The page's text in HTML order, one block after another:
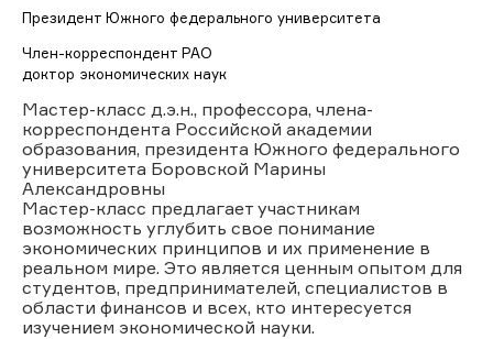
Президент Южного федерального университета
Член-корреспондент РАО
доктор экономических наук
Мастер-класс д.э.н., профессора, члена-
корреспондента Российской академии
образования, президента Южного федерального
университета Боровской Марины
Александровны
Мастер-класс предлагает участникам
возможность углубить свое понимание
экономических принципов и их применение в
реальном мире. Это является ценным опытом для
студентов, предпринимателей, специалистов в
области финансов и всех, кто интересуется
изучением экономической науки.